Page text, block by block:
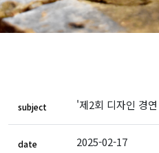
subject '제2회 디자인 경
date 2025-02-17